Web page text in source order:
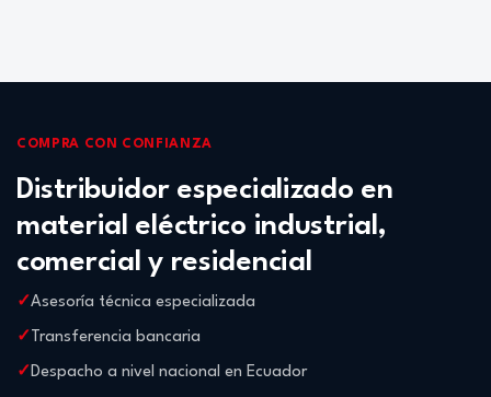
COMPRA CON CONFIANZA
Distribuidor especializado en
material eléctrico industrial,
comercial y residencial
Asesoría técnica especializada
Transferencia bancaria
Despacho a nivel nacional en Ecuador